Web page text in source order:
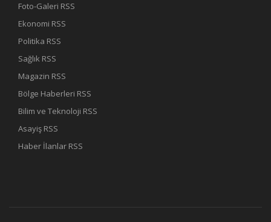
Foto-Galeri RSS
Ekonomi RSS
Politika RSS
Sağlık RSS
Magazin RSS
Bölge Haberleri RSS
Bilim ve Teknoloji RSS
Asayiş RSS
Haber İlanlar RSS